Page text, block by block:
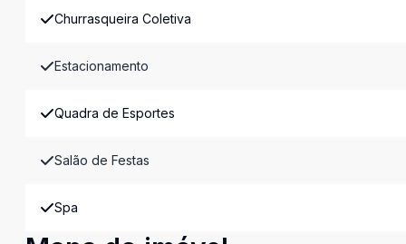
Churrasqueira Coletiva
Estacionamento
Quadra de Esportes
Salão de Festas
Spa